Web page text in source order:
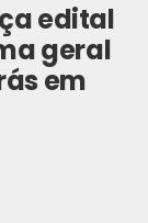
edital
geral
em